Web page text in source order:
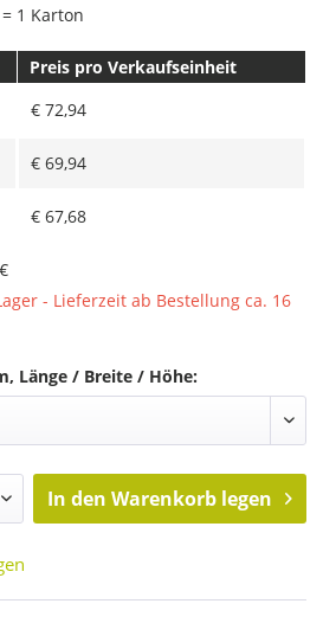
1 Karton
Preis pro Verkaufseinheit
€ 72,94
€ 69,94
€ 67,68
- Lieferzeit ab Bestellung ca. 16
Länge / Breite / Höhe:
In den Warenkorb legen